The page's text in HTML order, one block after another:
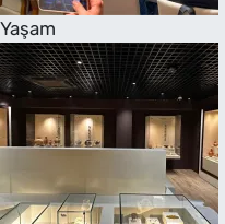
Yaşam